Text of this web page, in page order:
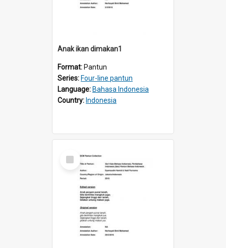
Anak ikan dimakan1
Format: Pantun
Series: Four-line pantun
Language: Bahasa Indonesia
Country: Indonesia
Select
Item